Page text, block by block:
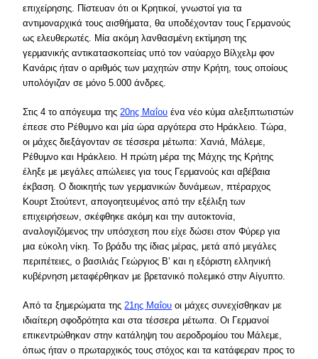
επιχείρησης. Πίστευαν ότι οι Κρητικοί, γνωστοί για τα
αντιμοναρχικά τους αισθήματα, θα υποδέχονταν τους Γερμανούς
ως ελευθερωτές. Μία ακόμη λανθασμένη εκτίμηση της
γερμανικής αντικατασκοπείας υπό τον ναύαρχο Βίλχελμ φον
Κανάρις ήταν ο αριθμός των μαχητών στην Κρήτη, τους οποίους
υπολόγιζαν σε μόνο 5.000 άνδρες.
Στις 4 το απόγευμα της20ης Μαΐου ένα νέο κύμα αλεξιπτωτιστών
έπεσε στο Ρέθυμνο και μία ώρα αργότερα στο Ηράκλειο. Τώρα,
οι μάχες διεξάγονταν σε τέσσερα μέτωπα: Χανιά, Μάλεμε,
Ρέθυμνο και Ηράκλειο. Η πρώτη μέρα της Μάχης της Κρήτης
έληξε με μεγάλες απώλειες για τους Γερμανούς και αβέβαια
έκβαση. Ο διοικητής των γερμανικών δυνάμεων, πτέραρχος
Κουρτ Στούτεντ, απογοητευμένος από την εξέλιξη των
επιχειρήσεων, σκέφθηκε ακόμη και την αυτοκτονία,
αναλογιζόμενος την υπόσχεση που είχε δώσει στον Φύρερ για
μια εύκολη νίκη. Το βράδυ της ίδιας μέρας, μετά από μεγάλες
περιπέτειες, ο βασιλιάς Γεώργιος Β’ και η εξόριστη ελληνική
κυβέρνηση μεταφέρθηκαν με βρετανικό πολεμικό στην Αίγυπτο.
Από τα ξημερώματα της21ης Μαΐου οι μάχες συνεχίσθηκαν με
ιδιαίτερη σφοδρότητα και στα τέσσερα μέτωπα. Οι Γερμανοί
επικεντρώθηκαν στην κατάληψη του αεροδρομίου του Μάλεμε,
όπως ήταν ο πρωταρχικός τους στόχος και τα κατάφεραν προς το